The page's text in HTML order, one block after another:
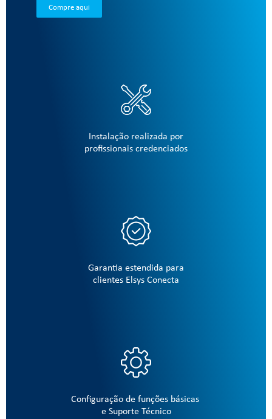
Compre aqui
Instalação realizada por
profissionais credenciados
Garantia estendida para
clientes Elsys Conecta
Configuração de funções básicas
e Suporte Técnico